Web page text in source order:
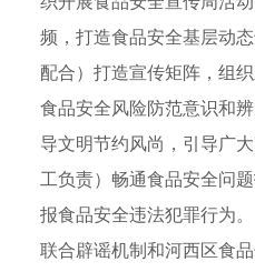
频，打造食品安全基层动
配合）打造宣传矩阵，组
食品安全风险防范意识和
导文明节约风尚，引导广
工负责）畅通食品安全问
报食品安全违法犯罪行为
联合辟谣机制和河西区食